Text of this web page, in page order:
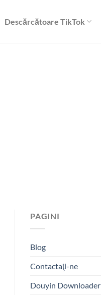
Descărcătoare TikTok
PAGINI
Blog
Contactaţi-ne
Douyin Downloader